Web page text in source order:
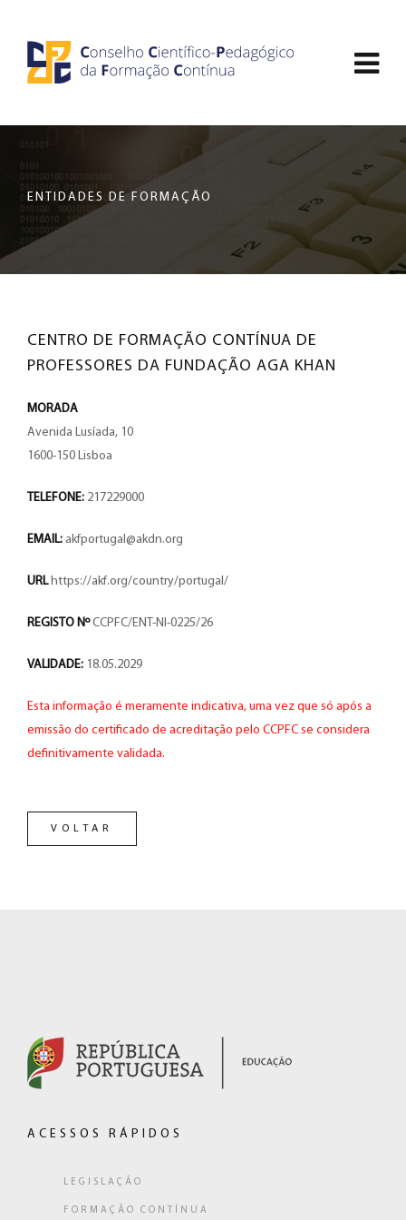
conteúdo
da
-
CONSELHO
CIENTÍFICO-
PEDAGÓGICO
DA
CONTÍNUA
de
ENTIDADES DE FORMAÇÃO
CENTRO DE FORMAÇÃO CONTÍNUA DE
PROFESSORES DA FUNDAÇÃO AGA KHAN
MORADA
Avenida Lusíada, 10
1600-150 Lisboa
TELEFONE: 217229000
EMAIL: akfportugal@akdn.org
URLhttps://akf.org/country/portugal/
REGISTO NºCCPFC/ENT-NI-0225/26
VALIDADE: 18.05.2029
Esta informação é meramente indicativa, uma vez que só após a
emissão do certificado de acreditação pelo CCPFC se considera
definitivamente validada.
VOLTAR
ACESSOS RÁPIDOS
LEGISLAÇÃO
FORMAÇÃO CONTÍNUA